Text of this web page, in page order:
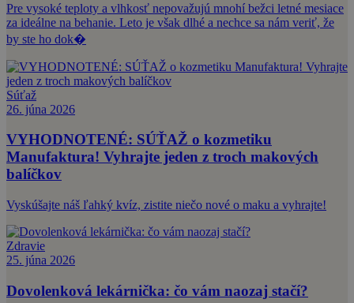
Pre vysoké teploty a vlhkosť nepovažujú mnohí bežci letné mesiace
za ideálne na behanie. Leto je však dlhé a nechce sa nám veriť, že
by ste ho dok�
Súťaž
26. júna 2026
VYHODNOTENÉ: SÚŤAŽ o kozmetiku
Manufaktura! Vyhrajte jeden z troch makových
balíčkov
Vyskúšajte náš ľahký kvíz, zistite niečo nové o maku a vyhrajte!
Zdravie
25. júna 2026
Dovolenková lekárnička: čo vám naozaj stačí?